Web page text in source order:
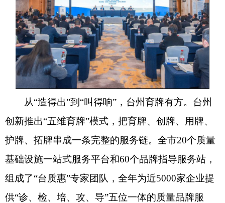
从“造得出”到“叫得响”，台州育牌有方。台州
创新推出“五维育牌”模式，把育牌、创牌、用牌、
护牌、拓牌串成一条完整的服务链。全市20个质量
基础设施一站式服务平台和60个品牌指导服务站，
组成了“台质惠”专家团队，全年为近5000家企业提
供“诊、检、培、攻、导”五位一体的质量品牌服